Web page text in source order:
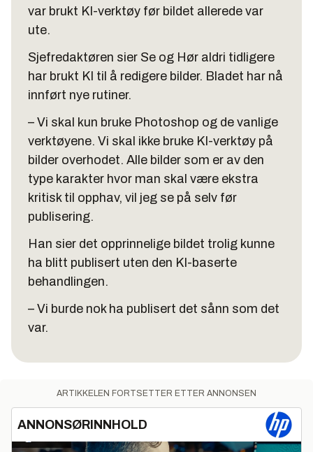
var brukt KI-verktøy før bildet allerede var
ute.
Sjefredaktøren sier Se og Hør aldri tidligere
har brukt KI til å redigere bilder. Bladet har nå
innført nye rutiner.
– Vi skal kun bruke Photoshop og de vanlige
verktøyene. Vi skal ikke bruke KI-verktøy på
bilder overhodet. Alle bilder som er av den
type karakter hvor man skal være ekstra
kritisk til opphav, vil jeg se på selv før
publisering.
Han sier det opprinnelige bildet trolig kunne
ha blitt publisert uten den KI-baserte
behandlingen.
– Vi burde nok ha publisert det sånn som det
var.
ARTIKKELEN FORTSETTER ETTER ANNONSEN
ANNONSØRINNHOLD